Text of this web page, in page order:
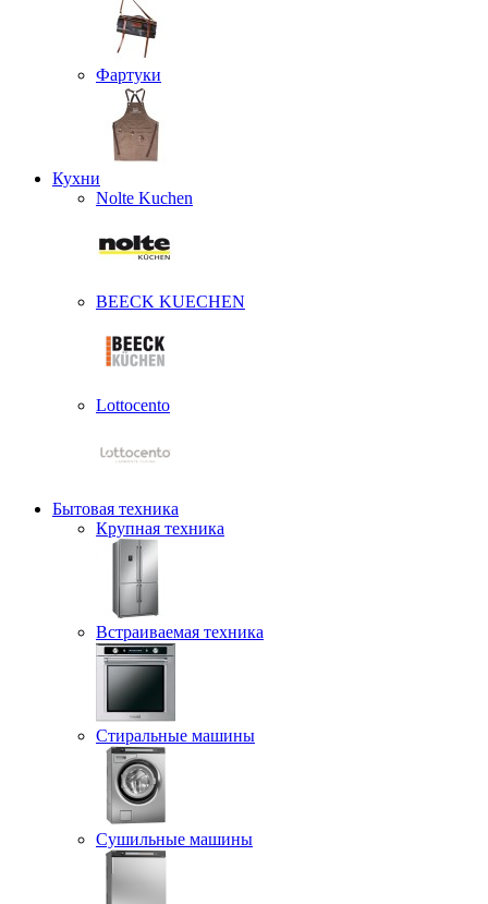
Фартуки
Кухни
Nolte Kuchen
BEECK KUECHEN
Lottocento
Бытовая техника
Крупная техника
Встраиваемая техника
Стиральные машины
Сушильные машины